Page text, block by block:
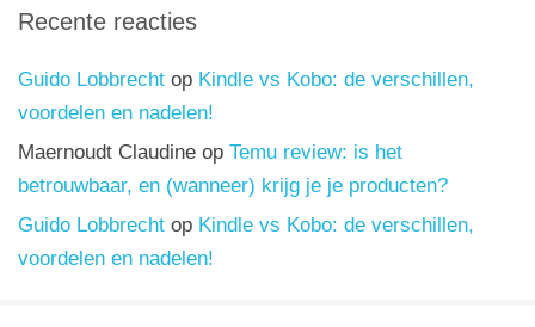
Recente reacties
Guido Lobbrecht op Kindle vs Kobo: de verschillen,
voordelen en nadelen!
Maernoudt Claudine op Temu review: is het
betrouwbaar, en (wanneer) krijg je je producten?
Guido Lobbrecht op Kindle vs Kobo: de verschillen,
voordelen en nadelen!